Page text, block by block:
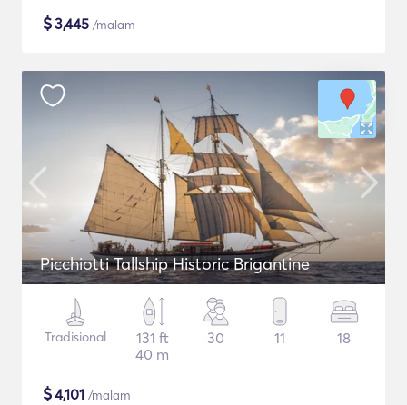
$3,445 /malam
Picchiotti Tallship Historic Brigantine
Tradisional
131 ft
40 m
30 11 18
$4,101 /malam